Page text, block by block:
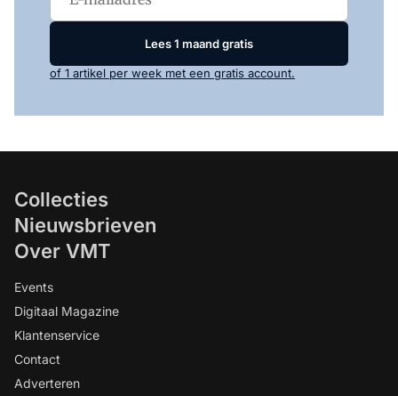
Lees 1 maand gratis
of 1 artikel per week met een gratis account.
Collecties
Nieuwsbrieven
Over VMT
Events
Digitaal Magazine
Klantenservice
Contact
Adverteren